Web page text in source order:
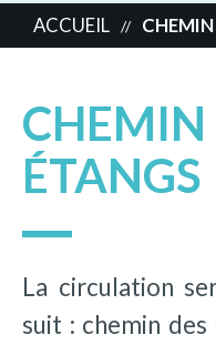
ACCUEIL //
CHEMIN
ÉTANGS
La circulation
suit : chemin